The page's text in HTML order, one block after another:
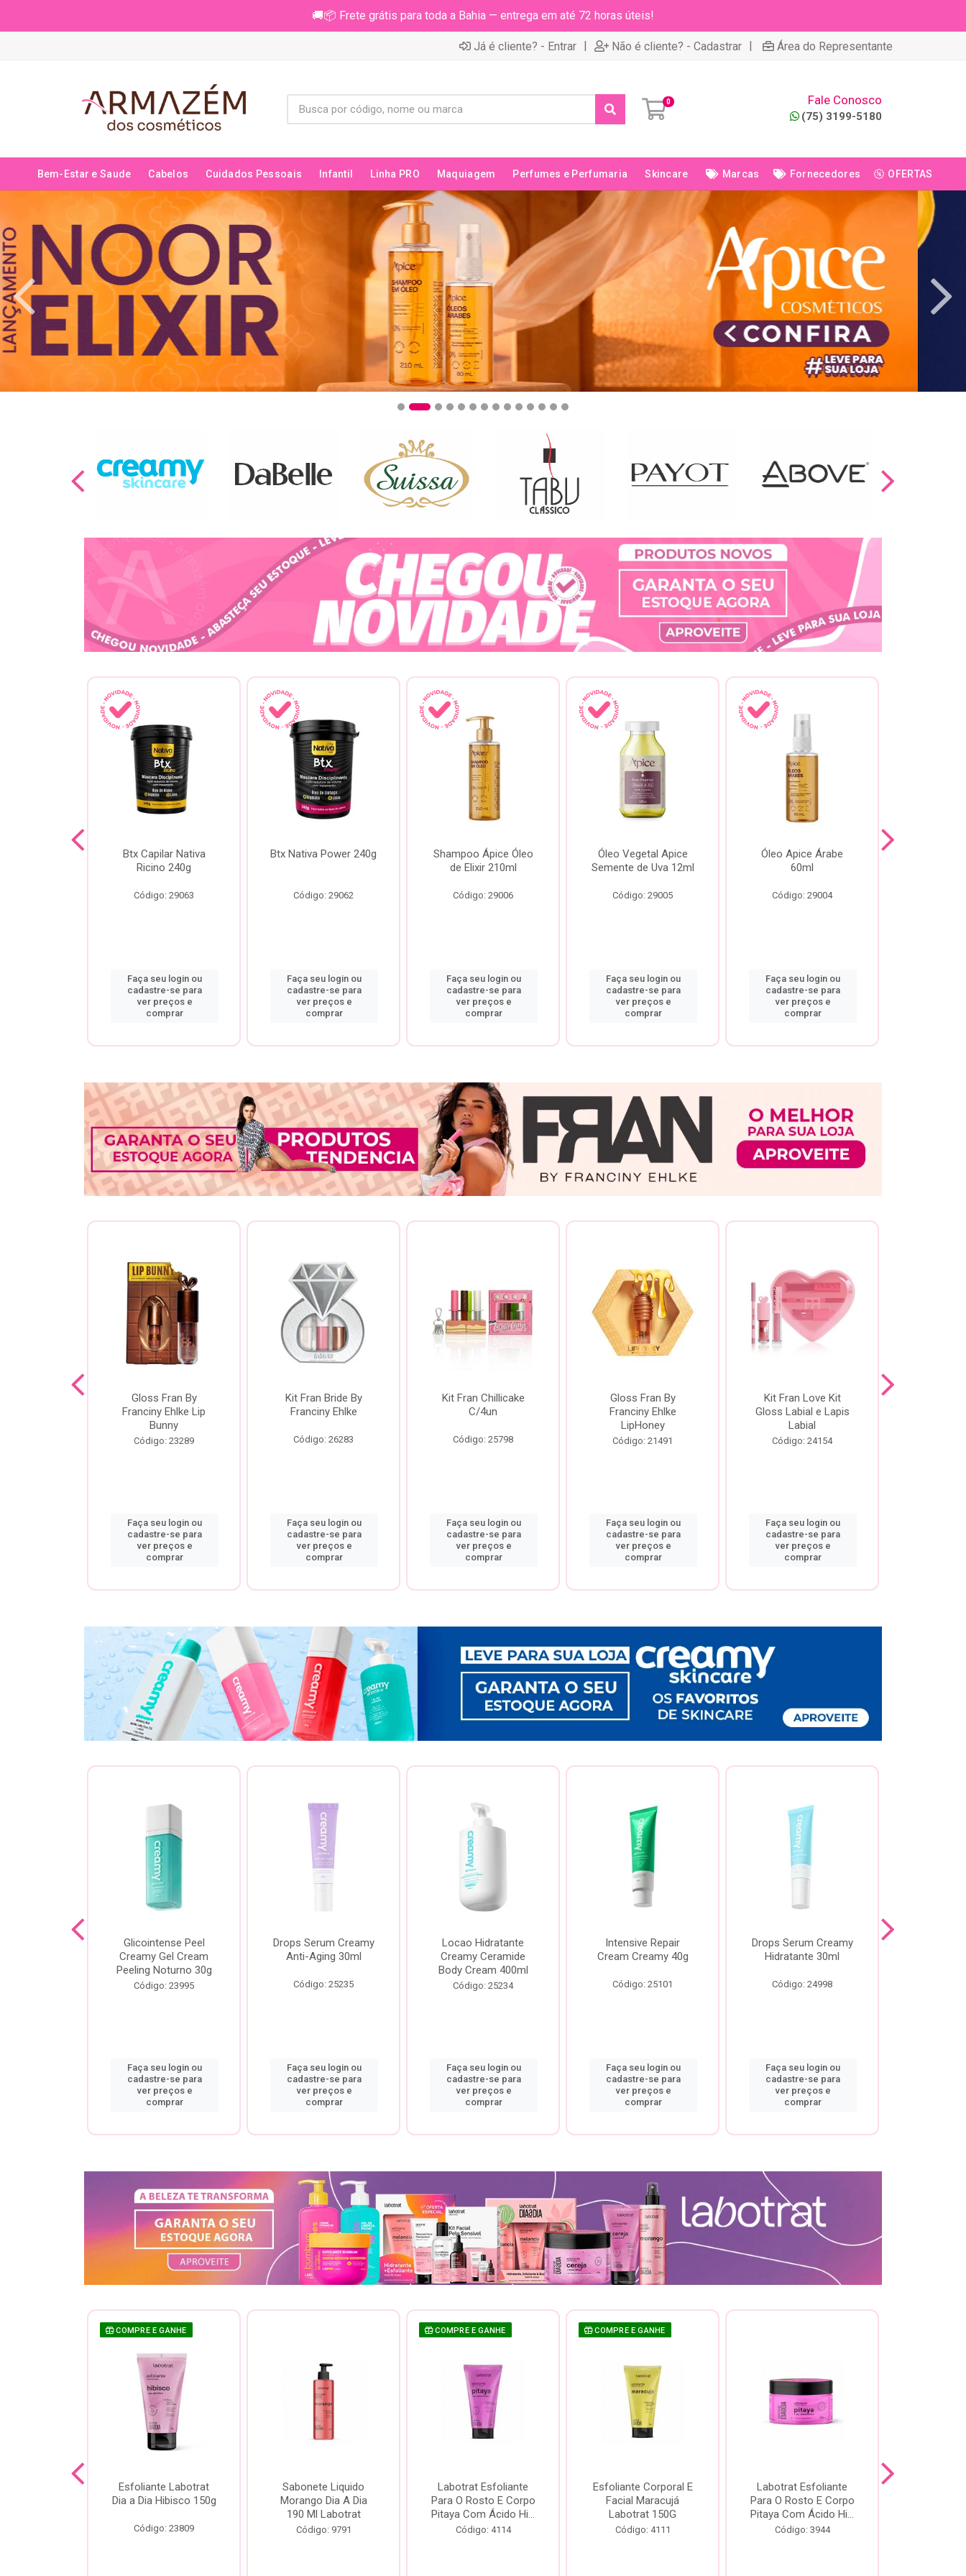
🚚📦 Frete grátis para toda a Bahia — entrega em até 72 horas úteis!
Já é cliente? - Entrar | Não é cliente? - Cadastrar | Área do Representante
0 Fale Conosco
(75) 3199-5180
Bem-Estar e Saude Cabelos Cuidados Pessoais Infantil Linha PRO Maquiagem Perfumes e Perfumaria Skincare Marcas Fornecedores OFERTAS
Btx Capilar Nativa
Ricino 240g
Código: 29063
Faça seu login ou
cadastre-se para
ver preços e
comprar
Btx Nativa Power 240g
Código: 29062
Faça seu login ou
cadastre-se para
ver preços e
comprar
Shampoo Ápice Óleo
de Elixir 210ml
Código: 29006
Faça seu login ou
cadastre-se para
ver preços e
comprar
Óleo Vegetal Apice
Semente de Uva 12ml
Código: 29005
Faça seu login ou
cadastre-se para
ver preços e
comprar
Óleo Apice Árabe
60ml
Código: 29004
Faça seu login ou
cadastre-se para
ver preços e
comprar
Gloss Fran By
Franciny Ehlke Lip
Bunny
Código: 23289
Faça seu login ou
cadastre-se para
ver preços e
comprar
Kit Fran Bride By
Franciny Ehlke
Código: 26283
Faça seu login ou
cadastre-se para
ver preços e
comprar
Kit Fran Chillicake
C/4un
Código: 25798
Faça seu login ou
cadastre-se para
ver preços e
comprar
Gloss Fran By
Franciny Ehlke
LipHoney
Código: 21491
Faça seu login ou
cadastre-se para
ver preços e
comprar
Kit Fran Love Kit
Gloss Labial e Lapis
Labial
Código: 24154
Faça seu login ou
cadastre-se para
ver preços e
comprar
Glicointense Peel
Creamy Gel Cream
Peeling Noturno 30g
Código: 23995
Faça seu login ou
cadastre-se para
ver preços e
comprar
Drops Serum Creamy
Anti-Aging 30ml
Código: 25235
Faça seu login ou
cadastre-se para
ver preços e
comprar
Locao Hidratante
Creamy Ceramide
Body Cream 400ml
Código: 25234
Faça seu login ou
cadastre-se para
ver preços e
comprar
Intensive Repair
Cream Creamy 40g
Código: 25101
Faça seu login ou
cadastre-se para
ver preços e
comprar
Drops Serum Creamy
Hidratante 30ml
Código: 24998
Faça seu login ou
cadastre-se para
ver preços e
comprar
COMPRE E GANHE
Esfoliante Labotrat
Dia a Dia Hibisco 150g
Código: 23809
Sabonete Liquido
Morango Dia A Dia
190 Ml Labotrat
Código: 9791
COMPRE E GANHE
Labotrat Esfoliante
Para O Rosto E Corpo
Pitaya Com Ácido Hi...
Código: 4114
COMPRE E GANHE
Esfoliante Corporal E
Facial Maracujá
Labotrat 150G
Código: 4111
Labotrat Esfoliante
Para O Rosto E Corpo
Pitaya Com Ácido Hi...
Código: 3944